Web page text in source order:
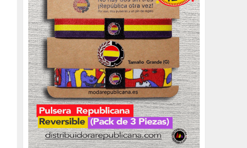
Actualidad
(2319)
monarquía
(2253)
borbones
(2176)
Cultura
(2163)
Guerra
(1674)
genocidio
(1234)
mujer
(1070)